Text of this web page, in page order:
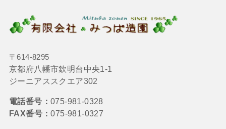
〒614-8295
京都府八幡市欽明台中央1-1
ジーニアススクエア302
電話番号： 075-981-0328
FAX番号：075-981-0327